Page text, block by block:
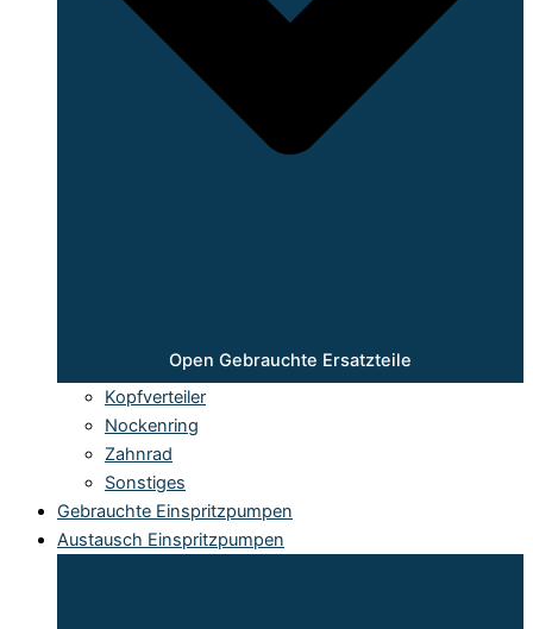
Open Gebrauchte Ersatzteile
Kopfverteiler
Nockenring
Zahnrad
Sonstiges
Gebrauchte Einspritzpumpen
Austausch Einspritzpumpen